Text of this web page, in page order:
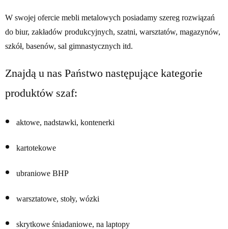
W swojej ofercie mebli metalowych posiadamy szereg rozwiązań
do biur, zakładów produkcyjnych, szatni, warsztatów, magazynów,
szkół, basenów, sal gimnastycznych itd.
Znajdą u nas Państwo następujące kategorie
produktów szaf:
aktowe, nadstawki, kontenerki
kartotekowe
ubraniowe BHP
warsztatowe, stoły, wózki
skrytkowe śniadaniowe, na laptopy